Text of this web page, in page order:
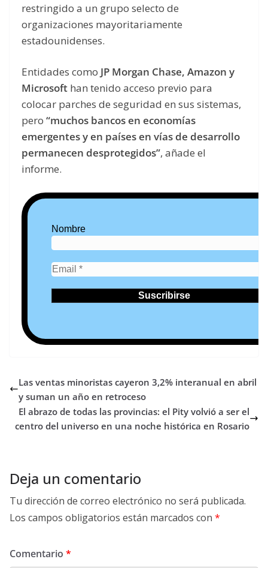
restringido a un grupo selecto de
organizaciones mayoritariamente
estadounidenses.
Entidades como JP Morgan Chase, Amazon y
Microsoft han tenido acceso previo para
colocar parches de seguridad en sus sistemas,
pero “muchos bancos en economías
emergentes y en países en vías de desarrollo
permanecen desprotegidos”, añade el
informe.
Nombre
Las ventas minoristas cayeron 3,2% interanual en abril
y suman un año en retroceso
El abrazo de todas las provincias: el Pity volvió a ser el
centro del universo en una noche histórica en Rosario
Deja un comentario
Tu dirección de correo electrónico no será publicada.
Los campos obligatorios están marcados con *
Comentario *